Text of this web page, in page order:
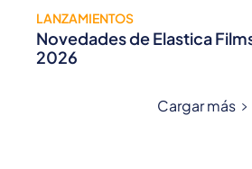
LANZAMIENTOS
Novedades de Elastica
2026
Cargar más